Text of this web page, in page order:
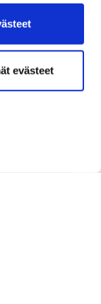
evästeet